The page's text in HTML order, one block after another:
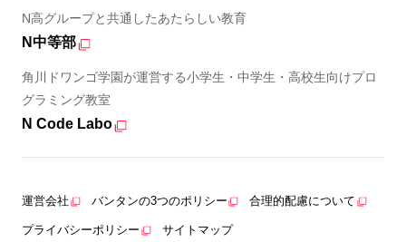
N高グループと共通したあたらしい教育
N中等部
角川ドワンゴ学園が運営する小学生・中学生・高校生向けプロ
グラミング教室
N Code Labo
運営会社 バンタンの3つのポリシー 合理的配慮について
プライバシーポリシー サイトマップ